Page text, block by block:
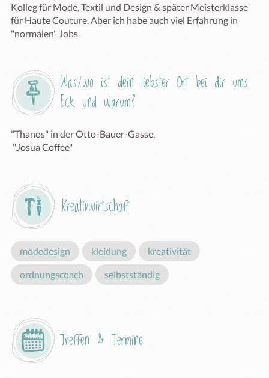
Kolleg für Mode, Textil und Design & später Meisterklasse
für Haute Couture. Aber ich habe auch viel Erfahrung in
"normalen" Jobs
Was/wo ist dein liebster Ort bei dir ums
Eck und warum?
"Thanos" in der Otto-Bauer-Gasse.
"Josua Coffee"
Kreativwirtschaft
modedesign kleidung kreativität
ordnungscoach selbstständig
Treffen & Termine